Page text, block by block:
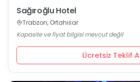
Sağıroğlu Hotel
Trabzon, Ortahisar
Kapasite ve fiyat bilgisi mevcut değil
Ücretsiz Teklif